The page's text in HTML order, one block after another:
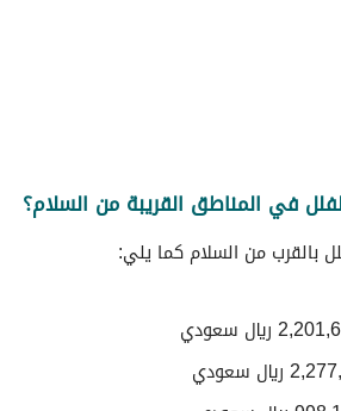
في المناطق القريبة من السلام؟
بالقرب من السلام كما يلي: